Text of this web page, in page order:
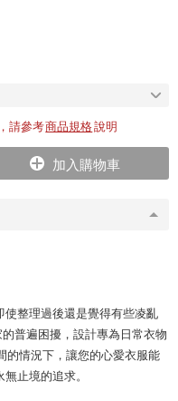
整理過後還是覺得有些凌亂
普遍困擾，設計專為日常衣物
的情況下，讓您的心愛衣服能
止境的追求。
請參考商品規格說明
加入購物車